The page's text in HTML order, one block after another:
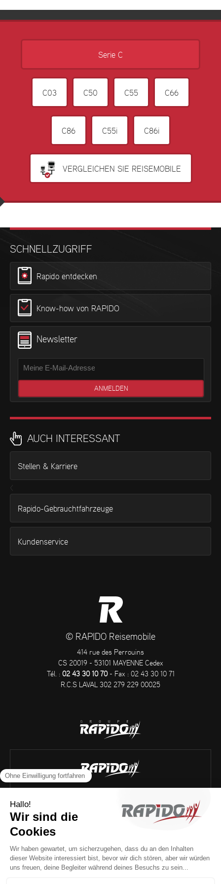
Serie C
C03 C50 C55 C66
C86 C55i C86i
VERGLEICHEN SIE REISEMOBILE
SCHNELLZUGRIFF
Rapido entdecken
Know-how von RAPIDO
Newsletter
AUCH INTERESSANT
Stellen & Karriere
<
Rapido-Gebrauchtfahrzeuge
Kundenservice
© RAPIDO Reisemobile
414 rue des Perrouins
CS 20019 - 53101 MAYENNE Cedex
Tél. : 02 43 30 10 70- Fax : 02 43 30 10 71
R.C.S LAVAL 302 279 229 00025